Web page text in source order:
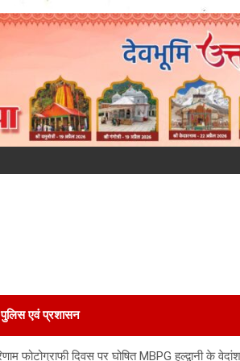
पुलिस एवं प्रशासन
फोटोग्राफी दिवस पर घोषित MBPG हल्द्वानी के